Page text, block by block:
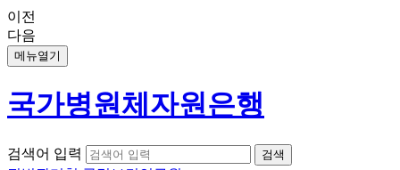
이전
다음
메뉴열기
국가병원체자원은행
검색어 입력